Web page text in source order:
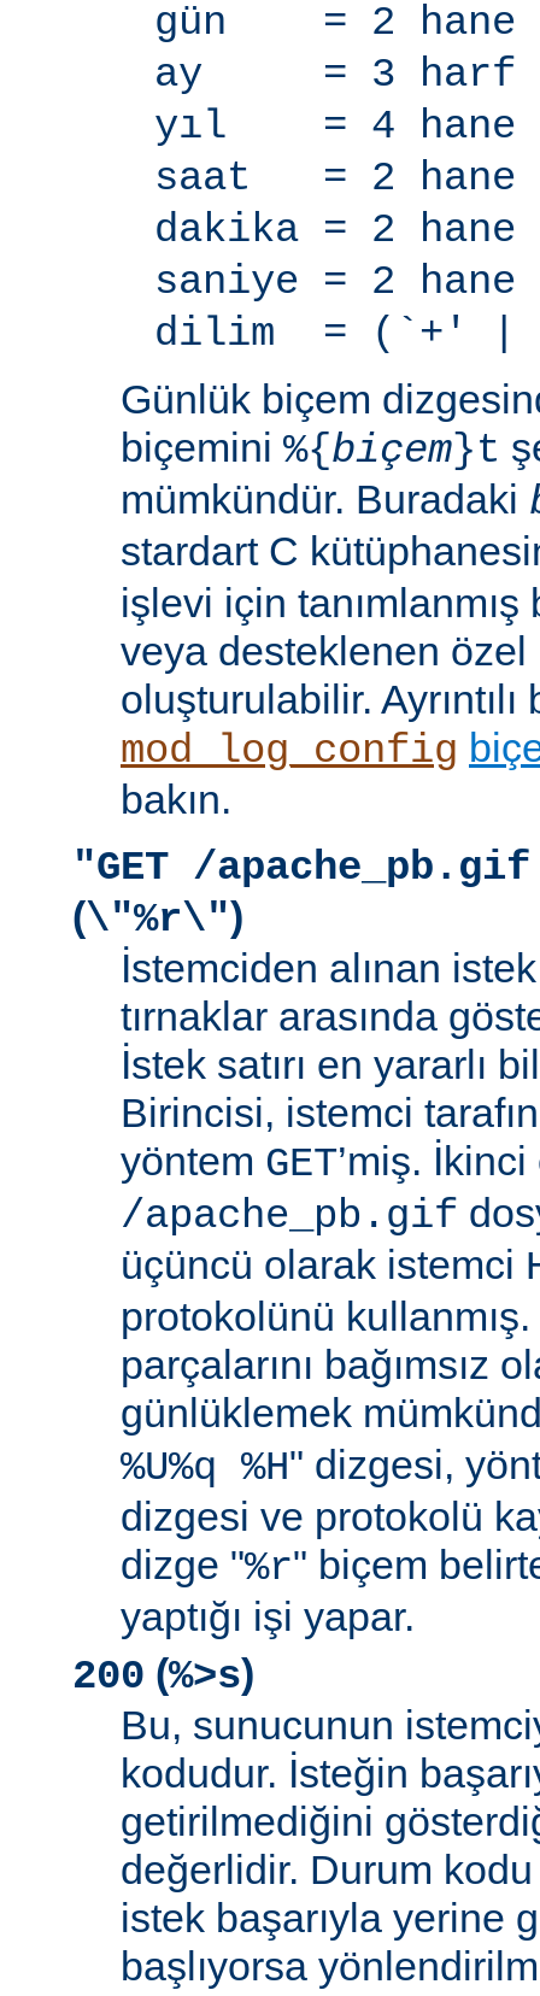
gün = 2 hane
ay = 3 harf
yıl = 4 hane
saat = 2 hane
dakika = 2 hane
saniye = 2 hane
dilim = (`+' |
Günlük biçem
biçemini %{ biçem }t
mümkündür. Buradaki
stardart C
işlevi için
veya desteklenen
oluşturulabilir.
mod_log_config
bakın.
"GET /
(\"%r\")
İstemciden alınan istek
tırnaklar arasında
İstek satırı en yararlı
Birincisi, istemci
yöntem GET’miş.
/apache_pb.gif
üçüncü olarak istemci
protokolünü kullanmış.
parçalarını bağımsız
günlüklemek
%U%q %H" dizgesi,
dizgesi ve protokolü
dizge "%r" biçem
yaptığı işi yapar.
200 (%>s)
Bu, sunucunun
kodudur. İsteğin
getirilmediğini
değerlidir. Durum
istek başarıyla yerine
başlıyorsa